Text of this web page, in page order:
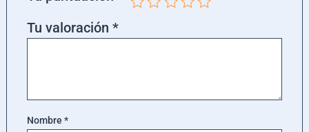
Tu valoración *
Nombre *